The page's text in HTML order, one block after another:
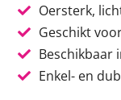
Oersterk,
Geschikt
Beschikbaar
Enkel- en